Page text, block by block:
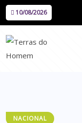
10/08/2026
NACIONAL